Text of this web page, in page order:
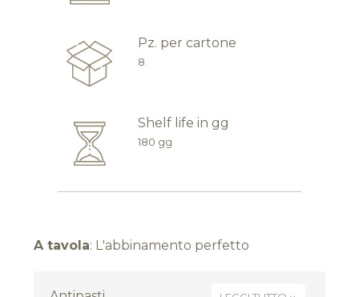
Pz. per cartone
8
Shelf life in gg
180 gg
A tavola: L'abbinamento perfetto